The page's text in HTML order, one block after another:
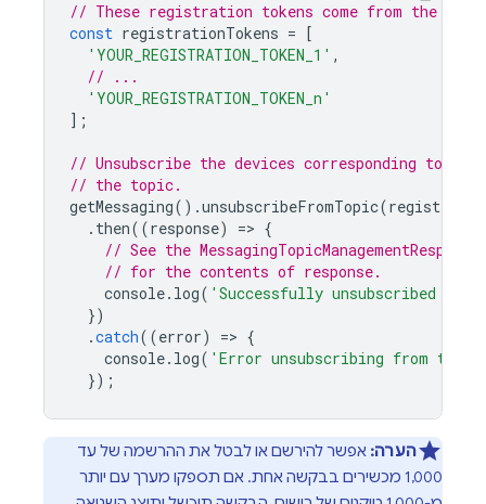
// These registration tokens come from the client
const registrationTokens = [
'YOUR_REGISTRATION_TOKEN_1' ,
// ...
'YOUR_REGISTRATION_TOKEN_n'
];
// Unsubscribe the devices corresponding to
// the topic.
getMessaging().unsubscribeFromTopic(
. then((response) => {
// See the
// for the contents of response.
console. log( 'Successfully unsubscribed
})
.catch((error) => {
console. log( 'Error unsubscribing from
});
הערה: אפשר להירשם או לבטל את ההרשמה של עד
1,000 מכשירים בבקשה אחת. אם תספקו מערך עם יותר